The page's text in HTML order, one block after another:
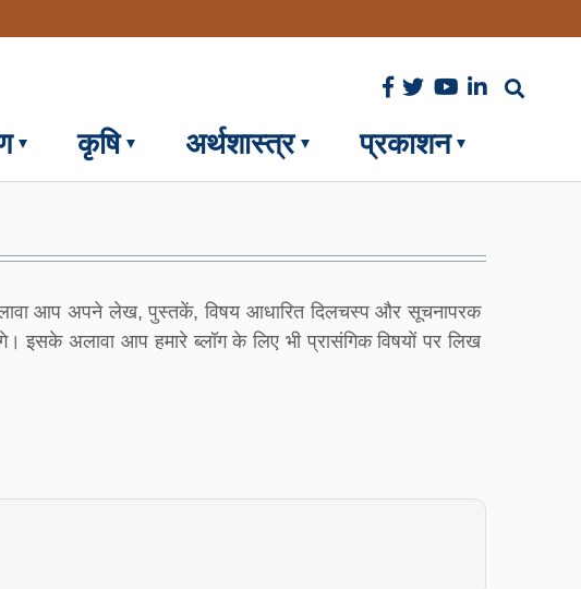
कृषि अर्थशास्त्र प्रकाशन
आप अपने लेख, पुस्तकें, विषय आधारित दिलचस्प और सूचनापरक
अलावा आप हमारे ब्लॉग के लिए भी प्रासंगिक विषयों पर लिख